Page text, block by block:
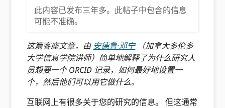
此内容已发布三年多。此帖子中包含的信息
可能不准确。
这篇客座文章，由 安德鲁·邓宁（加拿大多伦多
大学信息学院讲师）简单地解释了为什么研究人
员想要一个 ORCID 记录，如何最好地设置一
个，然后他们可以用它做什么。
互联网上有很多关于您的研究的信息。 但这通常